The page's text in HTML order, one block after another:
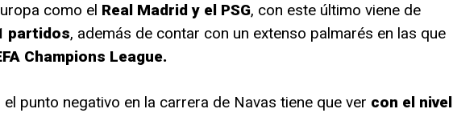
como el Real Madrid y el PSG, con este último viene de
partidos, además de contar con un extenso palmarés en las que
Champions League.
el punto negativo en la carrera de Navas tiene que ver con el nivel